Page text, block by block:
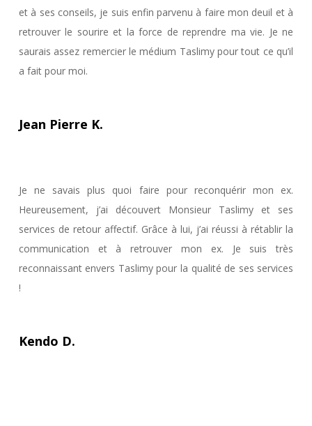
et à ses conseils, je suis enfin parvenu à faire mon deuil et à
retrouver le sourire et la force de reprendre ma vie. Je ne
saurais assez remercier le médium Taslimy pour tout ce qu’il
a fait pour moi.
Jean Pierre K.
Je ne savais plus quoi faire pour reconquérir mon ex.
Heureusement, j’ai découvert Monsieur Taslimy et ses
services de retour affectif. Grâce à lui, j’ai réussi à rétablir la
communication et à retrouver mon ex. Je suis très
reconnaissant envers Taslimy pour la qualité de ses services
!
Kendo D.